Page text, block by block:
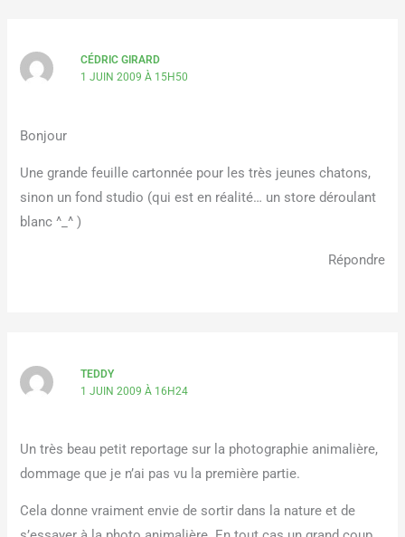
CÉDRIC GIRARD
1 JUIN 2009 À 15H50
Bonjour
Une grande feuille cartonnée pour les très jeunes chatons,
sinon un fond studio (qui est en réalité… un store déroulant
blanc ^_^ )
Répondre
TEDDY
1 JUIN 2009 À 16H24
Un très beau petit reportage sur la photographie animalière,
dommage que je n’ai pas vu la première partie.
Cela donne vraiment envie de sortir dans la nature et de